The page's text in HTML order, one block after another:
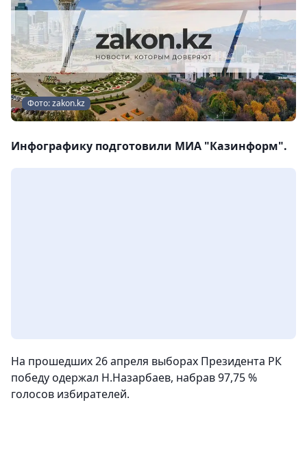
Фото: zakon.kz
Инфографику подготовили МИА "Казинформ".
На прошедших 26 апреля выборах Президента РК
победу одержал Н.Назарбаев, набрав 97,75 %
голосов избирателей.